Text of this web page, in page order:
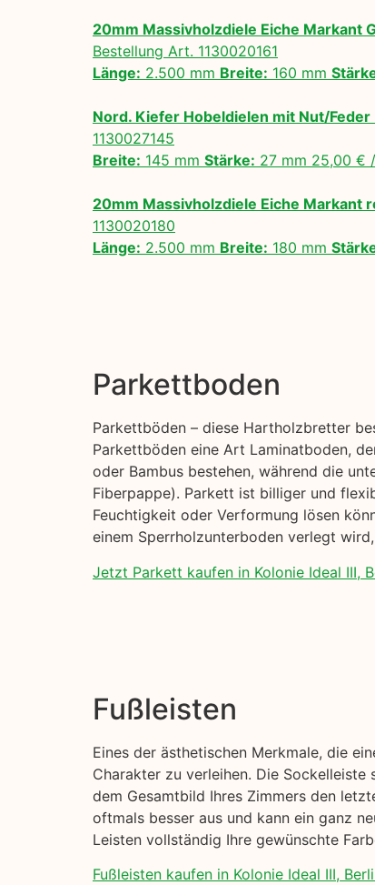
20mm Massivholzdiele Eiche Markant
Bestellung Art. 1130020161
Länge: 2.500 mm Breite: 160 mm
Nord. Kiefer Hobeldielen mit Nut/Feder
1130027145
Breite: 145 mm Stärke: 27 mm 25,00 €
20mm Massivholzdiele Eiche Markant
1130020180
Länge: 2.500 mm Breite: 180 mm
Parkettboden
Parkettböden – diese Hartholzbretter
Parkettböden eine Art Laminatboden,
oder Bambus bestehen, während die
Fiberpappe). Parkett ist billiger und
Feuchtigkeit oder Verformung lösen
einem Sperrholzunterboden verlegt
Jetzt Parkett kaufen in Kolonie Ideal III,
Fußleisten
Eines der ästhetischen Merkmale, die
Charakter zu verleihen. Die
dem Gesamtbild Ihres Zimmers den
oftmals besser aus und kann ein ganz
Leisten vollständig Ihre gewünschte
Fußleisten kaufen in Kolonie Ideal III,